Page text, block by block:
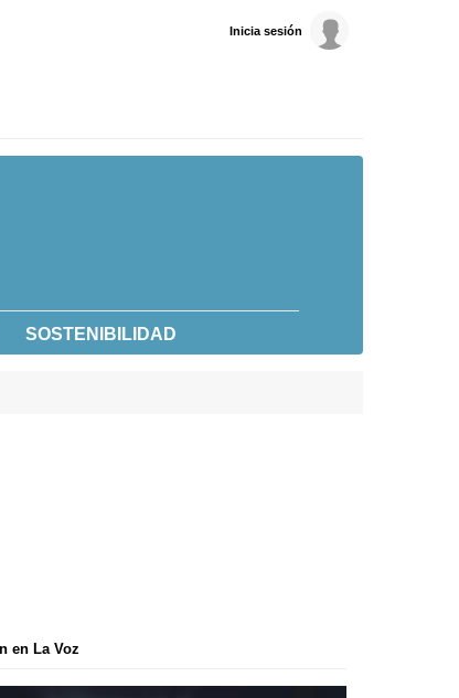
Inicia sesión
SOSTENIBILIDAD
en La Voz